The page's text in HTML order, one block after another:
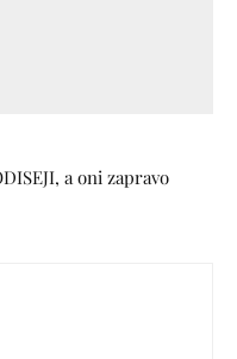
a oni zapravo